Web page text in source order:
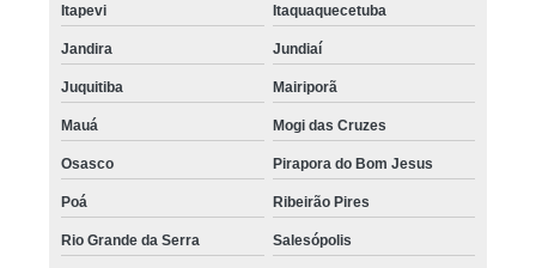
pigmentação de cabelo masculino Vila Medeiros
pigmentação na careca valor Pacaembu
quanto custa pigmentação capilar em 3d Barueri
pigmentação capilar masculina valor Franco da Rocha
Itapevi Itaquaquecetuba
Jandira Jundiaí
Juquitiba Mairiporã
Mauá Mogi das Cruzes
Osasco Pirapora do Bom Jesus
Poá Ribeirão Pires
Rio Grande da Serra Salesópolis